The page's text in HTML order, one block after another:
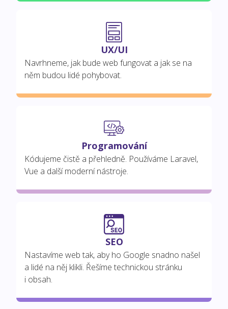
UX/UI
Navrhneme, jak bude web fungovat a jak se na
něm budou lidé pohybovat.
Programování
Kódujeme čistě a přehledně. Používáme Laravel,
Vue a další moderní nástroje.
SEO
Nastavíme web tak, aby ho Google snadno našel
a lidé na něj klikli. Řešíme technickou stránku
i obsah.